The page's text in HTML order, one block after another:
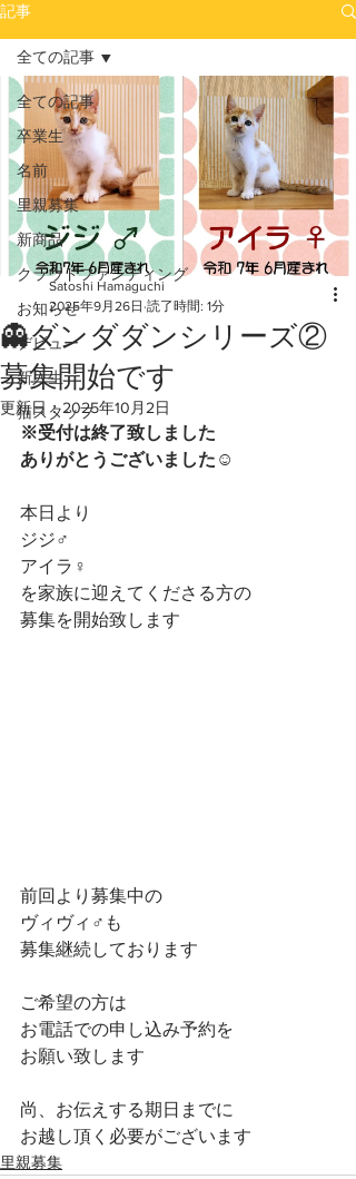
記事
全ての記事
卒業生
名前
里親募集
新商品
クラウドファンディング
お知らせ
デビュー
新入生
猫スタッフ
全ての記事
👻ダンダダンシリーズ②
募集開始です
Satoshi Hamaguchi
2025年9月26日 読了時間: 1分
更新日：2025年10月2日
※受付は終了致しました
ありがとうございました☺️
本日より
ジジ♂️
アイラ♀️
を家族に迎えてくださる方の
募集を開始致します
前回より募集中の
ヴィヴィ♂️も
募集継続しております
ご希望の方は
お電話での申し込み予約を
お願い致します
尚、お伝えする期日までに
お越し頂く必要がございます
里親募集